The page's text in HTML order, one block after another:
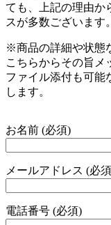
ても、上記の理由か
スが多数ございます
※商品の詳細や状態
こちらからその旨メ
ファイル添付も可能
します。
お名前 (必須)
メールアドレス (必
電話番号 (必須)